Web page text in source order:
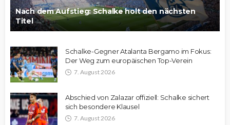
Nach dem Aufstieg: Schalke holt den nächsten
Titel
Schalke-Gegner Atalanta Bergamo im Fokus:
Der Weg zum europäischen Top-Verein
7. August 2026
Abschied von Zalazar offiziell: Schalke sichert
sich besondere Klausel
7. August 2026